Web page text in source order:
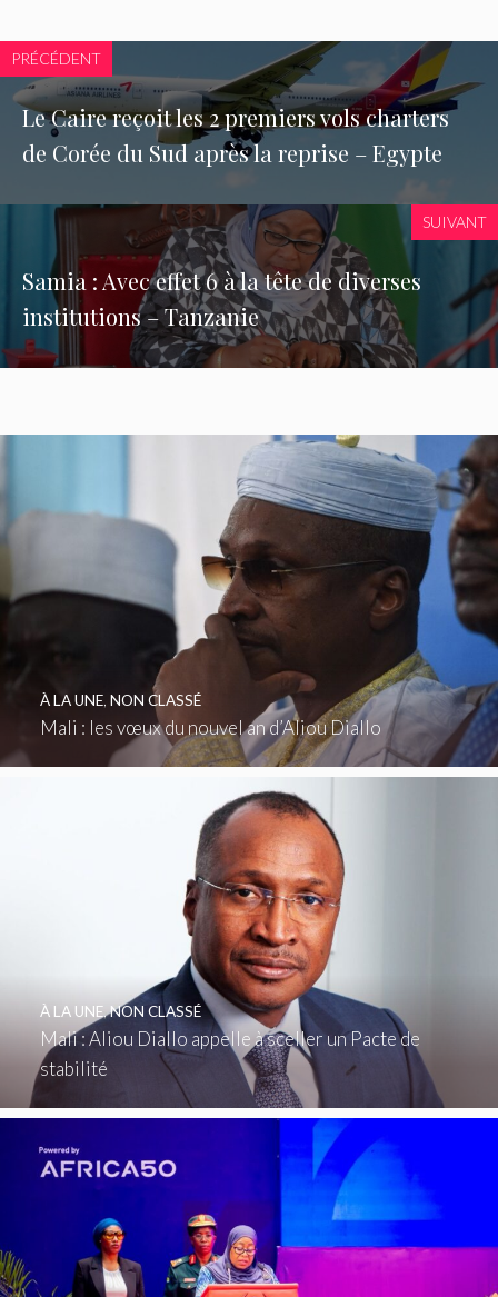
PRÉCÉDENT
Le Caire reçoit les 2 premiers vols charters
de Corée du Sud après la reprise – Egypte
SUIVANT
Samia : Avec effet 6 à la tête de diverses
institutions – Tanzanie
Mali : les vœux du nouvel an d’Aliou Diallo
À LA UNE, NON CLASSÉ
Mali : Aliou Diallo appelle à sceller un Pacte de
stabilité
À LA UNE,NON CLASSÉ